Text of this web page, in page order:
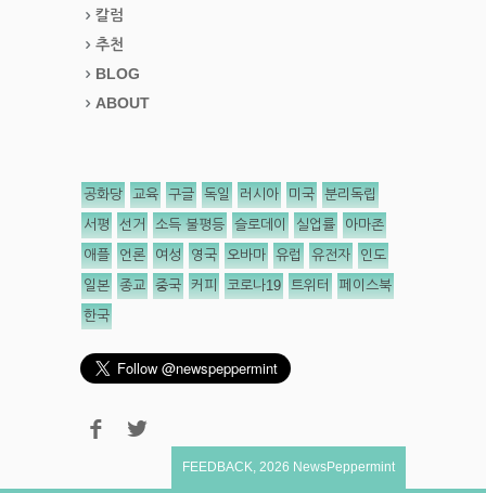
칼럼
추천
BLOG
ABOUT
공화당 교육 구글 독일 러시아 미국 분리독립
서평 선거 소득 불평등 슬로데이 실업률 아마존
애플 언론 여성 영국 오바마 유럽 유전자 인도
일본 종교 중국 커피 코로나19 트위터 페이스북
한국
FEEDBACK 2026 NewsPeppermint